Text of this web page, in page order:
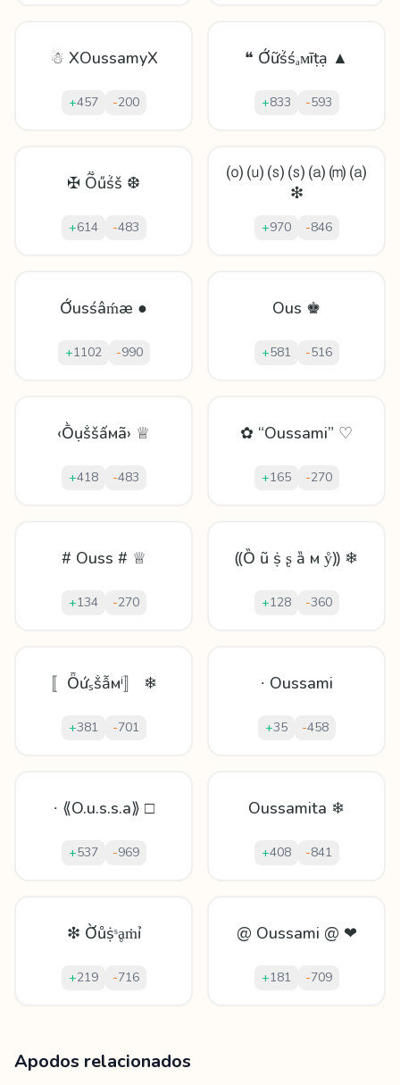
☃ XOussamyX
+457 -200
❝ Ớữṥśₐᴍīṭạ ▲
+833 -593
✠ Ṏűṥš ❆
+614 -483
⒪ ⒰ ⒮ ⒮ ⒜ ⒨ ⒜
❇
+970 -846
Ớuѕśâḿæ ●
+1102 -990
Ous ♚
+581 -516
‹Ṑụṧšấмã› ♕
+418 -483
✿ “Oussami” ♡
+165 -270
# Ouss # ♕
+134 -270
⸨Ȍ ũ ṩ ʂ ȁ м ẙ⸩ ❄
+128 -360
〚Ȫứₛṧẫмⁱ〛 ❄
+381 -701
∙ Oussami
+35 -458
∙ ⟪O.u.s.s.a⟫ □
+537 -969
Oussamita ❄
+408 -841
❇ Ờůṩˢḁṁỉ
+219 -716
@ Oussami @ ❤
+181 -709
Apodos relacionados